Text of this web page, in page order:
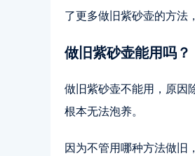
了更多做旧紫砂壶的方法
做旧紫砂壶能用吗？
做旧紫砂壶不能用，原因
根本无法泡养。
因为不管用哪种方法做旧